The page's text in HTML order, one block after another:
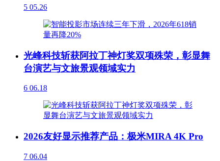
5 05.26
光峰科技斩获阿拉丁神灯奖双项殊荣，彰显舞
台演艺与文旅景观领域实力
6 06.18
2026友好显示推荐产品：极米MIRA 4K Pro
7 06.04